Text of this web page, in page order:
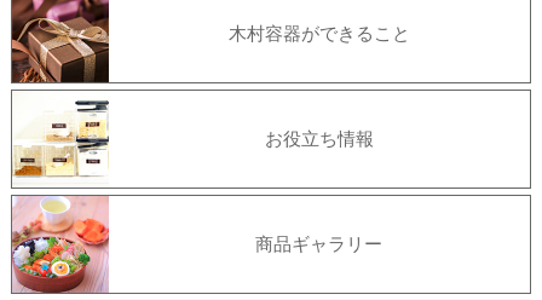
木村容器ができること
お役立ち情報
商品ギャラリー